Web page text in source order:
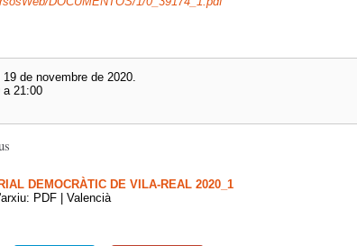
19 de novembre de 2020.
a 21:00
DEMOCRÀTIC DE VILA-REAL 2020_1
PDF | Valencià